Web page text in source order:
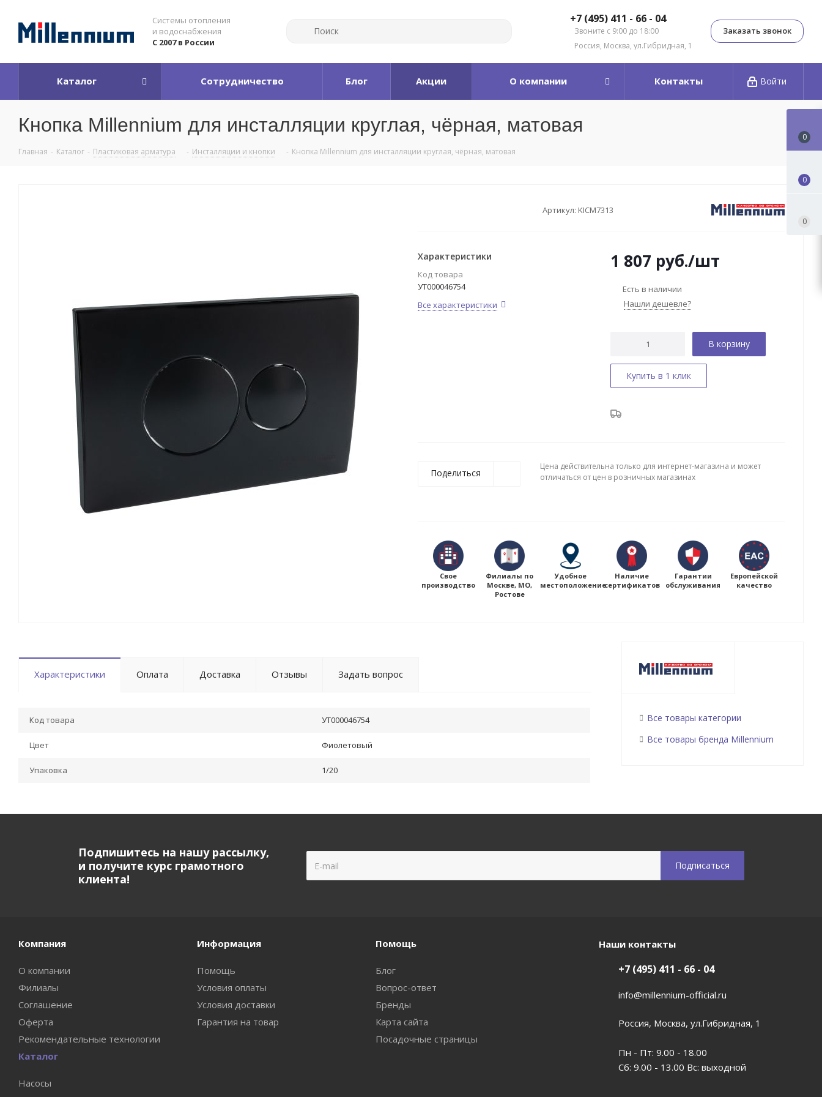
Системы отопления
и водоснабжения
С 2007 в России
+7 (495) 411 - 66 - 04
Звоните с 9:00 до 18:00
Россия, Москва, ул.Гибридная, 1
Заказать звонок
Войти
Каталог Сотрудничество Блог Акции О компании Контакты
Кнопка Millennium для инсталляции круглая, чёрная, матовая
Главная - Каталог - Пластиковая арматура - Инсталляции и кнопки - Кнопка Millennium для инсталляции круглая, чёрная, матовая
Артикул: KICM7313
Характеристики
Код товара
УТ000046754
Все характеристики
1 807 руб./шт
Есть в наличии
Нашли дешевле?
В корзину
Купить в 1 клик
Поделиться
Цена действительна только для интернет-магазина и может
отличаться от цен в розничных магазинах
Свое
производство
Филиалы по
Москве, МО,
Ростове
Удобное
местоположение
Наличие
сертификатов
Гарантии
обслуживания
Европейской
качество
Характеристики Оплата Доставка Отзывы Задать вопрос
Код товара УТ000046754
Цвет Фиолетовый
Упаковка 1/20
Все товары категории
Все товары бренда Millennium
Подпишитесь на нашу рассылку,
и получите курс грамотного
клиента!
Компания
О компании
Филиалы
Соглашение
Оферта
Рекомендательные технологии
Информация
Помощь
Условия оплаты
Условия доставки
Гарантия на товар
Помощь
Блог
Вопрос-ответ
Бренды
Карта сайта
Посадочные страницы
Каталог
Насосы
Наши контакты
+7 (495) 411 - 66 - 04
info@millennium-official.ru
Россия, Москва, ул.Гибридная, 1
Пн - Пт: 9.00 - 18.00
Сб: 9.00 - 13.00 Вс: выходной
0
0
0